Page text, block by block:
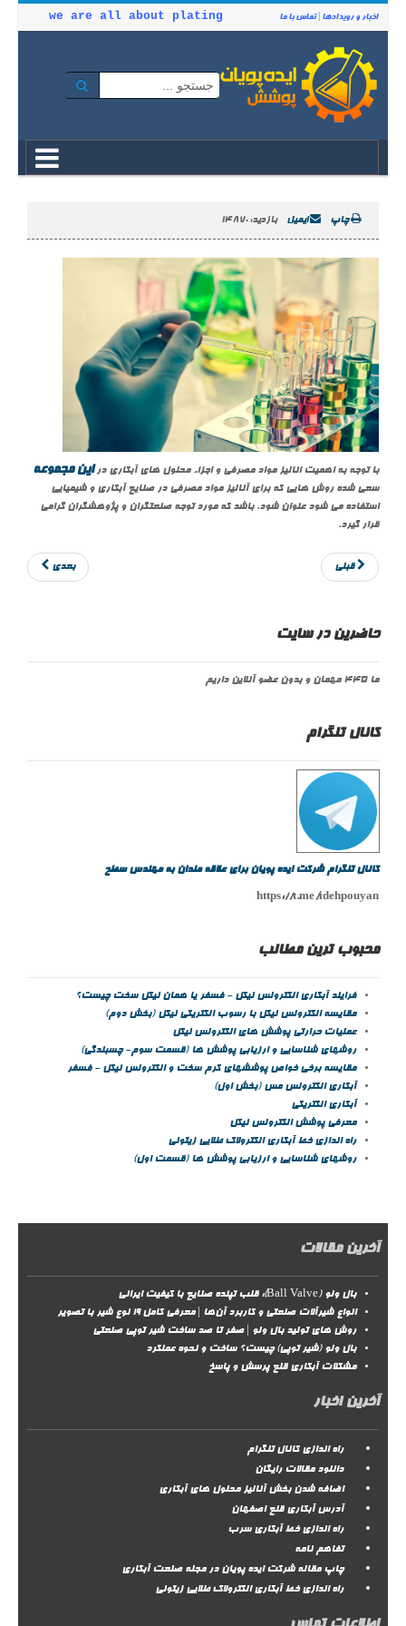
اخبار و رویدادها |تماس با ما we are all about plating
بازدید: 14870 چاپ ایمیل
با توجه به اهمیت انالیز مواد مصرفی و اجزاء محلول های آبکاری دراین مجموعه
سعی شده روش هایی که برای آنالیز مواد مصرفی در صنایع آبکاری و شیمیایی
استفاده می شود عنوان شود. باشد که مورد توجه صنعتگران و پژوهشگران گرامی
قرار گیرد.
قبلی بعدی
حاضرین در سایت
ما 445 مهمان و بدون عضو آنلاین داریم
کانال تلگرام
کانال تلگرام شرکت ایده پویان برای علاقه مندان به مهندس سطح
https://t.me/idehpouyan
محبوب ترین مطالب
فرایند آبکاری الکترولس نیکل - فسفر یا همان نیکل سخت چیست؟
مقايسه الکترولس نيکل با رسوب الکتريکی نيکل (بخش دوم)
عمليات حرارتي پوشش هاي الکترولس نيکل
روشهای شناسایی و ارزیابی پوشش ها (قسمت سوم- چسبندگی)
مقايسه برخي خواص پوششهاي كرم سخت و الكترولس نيكل - فسفر
آبکاری الکترولس مس (بخش اول)
آبکاری الکتریکی
معرفی پوشش الکترولس نیکل
راه اندازی خط آبکاری الکترولاک طلایی زیتونی
روشهای شناسایی و ارزیابی پوشش ها (قسمت اول)
آخرین مقالات
بال ولو (Ball Valve): قلب تپنده صنایع با کیفیت ایرانی
انواع شیرآلات صنعتی و کاربرد آن‌ها | معرفی کامل ۱۹ نوع شیر با تصویر
روش‌ های تولید بال ولو | صفر تا صد ساخت شیر توپی صنعتی
بال ولو (شیر توپی) چیست؟ ساخت و نحوه عملکرد
مشکلات آبکاری قلع پرسش و پاسخ
آخرین اخبار
راه اندازی کانال تلگرام
دانلود مقالات رایگان
اضافه شدن بخش آنالیز محلول های آبکاری
آدرس آبکاری قلع اصفهان
راه اندازی خط آبکاری سرب
تفاهم نامه
چاپ مقاله شرکت ایده پویان در مجله صنعت آبکاری
راه اندازی خط آبکاری الکترولاک طلایی زیتونی